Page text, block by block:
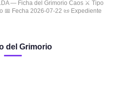
— Ficha del Grimorio Caos ⚔️ Tipo
📅 Fecha 2026-07-22 📜 Expediente
del Grimorio